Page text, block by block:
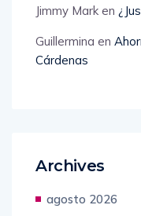
Jimmy Mark en
Guillermina en
Cárdenas
Archives
agosto 2026